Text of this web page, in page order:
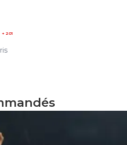
+ 201